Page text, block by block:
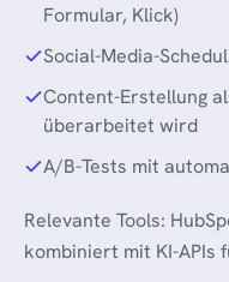
Formular, Klick)
Social-Media-
Content-Erstellung
überarbeitet wird
A/B-Tests mit
Relevante Tools:
kombiniert mit KI-APIs